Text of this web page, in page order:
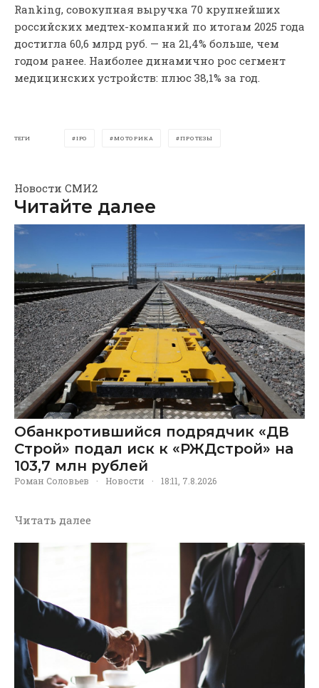
Ranking, совокупная выручка 70 крупнейших
российских медтех-компаний по итогам 2025 года
достигла 60,6 млрд руб. — на 21,4% больше, чем
годом ранее. Наиболее динамично рос сегмент
медицинских устройств: плюс 38,1% за год.
ТЕГИ IPO МОТОРИКА ПРОТЕЗЫ
Новости СМИ2
Читайте далее
Обанкротившийся подрядчик «ДВ
Строй» подал иск к «РЖДстрой» на
103,7 млн рублей
Роман Соловьев · Новости · 18:11, 7.8.2026
Читать далее